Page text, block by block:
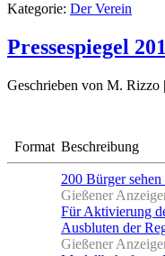
Kategorie: Der Verein
Pressespiegel
Geschrieben von M. Rizzo |
Format Beschreibung
200 Bürger
Gießener
Für Aktivierung
Ausbluten der
Gießener